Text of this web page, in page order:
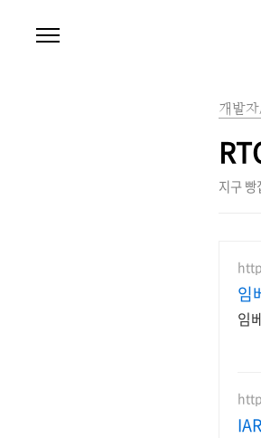
개발
지구 빵
임
임